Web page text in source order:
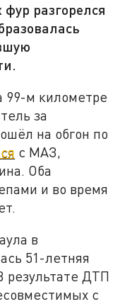
разгорелся
99-м километре
за
на обгон по
с МАЗ,
Оба
и во время
в
51-летняя
результате ДТП
с